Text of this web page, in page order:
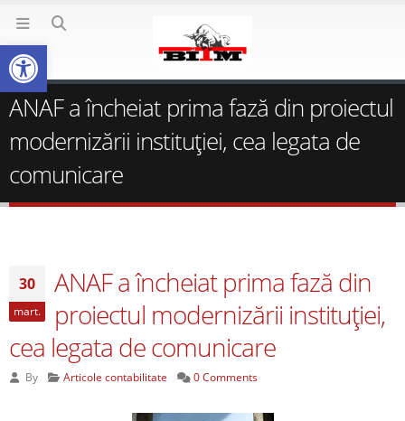
ANAF a încheiat prima fază din proiectul
modernizării instituţiei, cea legata de
comunicare
30
mart.
ANAF a încheiat prima fază din
proiectul modernizării instituţiei,
cea legata de comunicare
By Articole contabilitate 0 Comments
Deschide bara de unelte